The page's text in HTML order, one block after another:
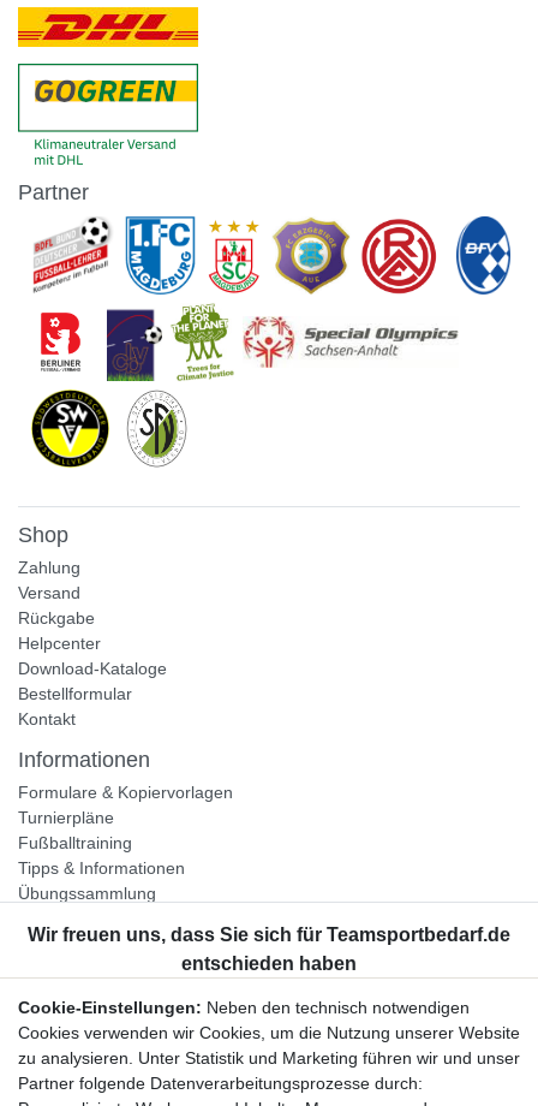
Partner
Shop
Zahlung
Versand
Rückgabe
Helpcenter
Download-Kataloge
Bestellformular
Kontakt
Informationen
Formulare & Kopiervorlagen
Turnierpläne
Fußballtraining
Tipps & Informationen
Übungssammlung
Unternehmen
Widerrufsrecht
Bestellung widerrufen
Cookie-Einstellungen: Neben den technisch notwendigen
Cookies verwenden wir Cookies, um die Nutzung unserer Website
zu analysieren. Unter Statistik und Marketing führen wir und unser
Partner folgende Datenverarbeitungsprozesse durch: